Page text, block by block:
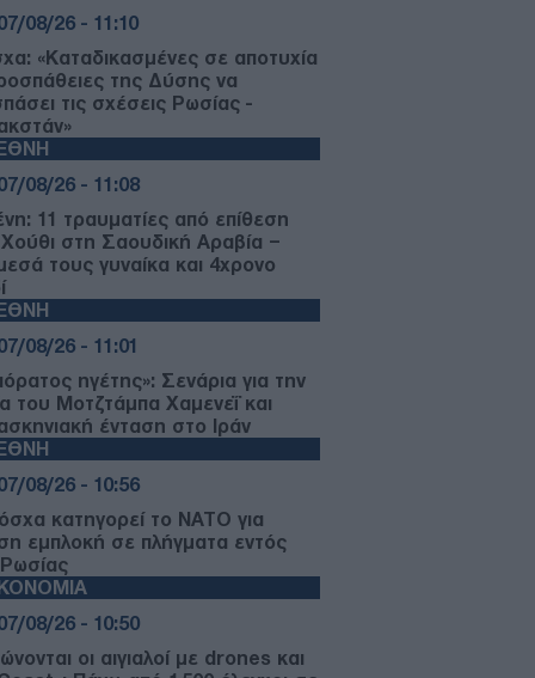
08/26 - 11:10
«Καταδικασμένες σε αποτυχία
της Δύσης να
τις σχέσεις Ρωσίας -
08/26 - 11:08
11 τραυματίες από επίθεση
στη Σαουδική Αραβία –
τους γυναίκα και 4χρονο
08/26 - 11:01
ηγέτης»: Σενάρια για την
του Μοτζτάμπα Χαμενεΐ και
ένταση στο Ιράν
08/26 - 10:56
κατηγορεί το ΝΑΤΟ για
εμπλοκή σε πλήγματα εντός
08/26 - 10:50
οι αιγιαλοί με drones και